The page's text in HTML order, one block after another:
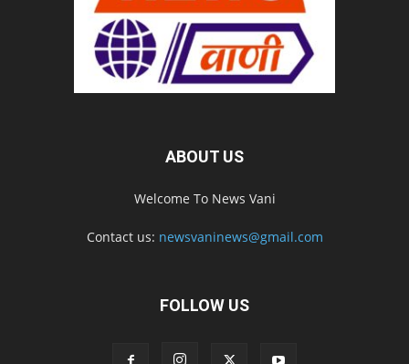
ABOUT US
Welcome To News Vani
Contact us: newsvaninews@gmail.com
FOLLOW US